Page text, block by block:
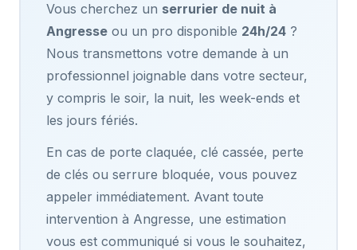
Vous cherchez un serrurier de nuit à
Angresseou un pro disponible 24h/24?
Nous transmettons votre demande à un
professionnel joignable dans votre secteur,
y compris le soir, la nuit, les week-ends et
les jours fériés.
En cas de porte claquée, clé cassée, perte
de clés ou serrure bloquée, vous pouvez
appeler immédiatement. Avant toute
intervention à Angresse, une estimation
vous est communiqué si vous le souhaitez,